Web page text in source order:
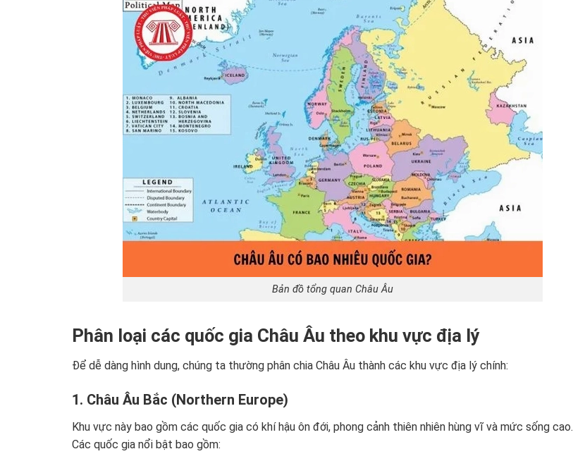
Bản đồ tổng quan Châu Âu
Phân loại các quốc gia Châu Âu theo khu vực địa lý
Để dễ dàng hình dung, chúng ta thường phân chia Châu Âu thành các khu vực địa lý chính:
1. Châu Âu Bắc (Northern Europe)
Khu vực này bao gồm các quốc gia có khí hậu ôn đới, phong cảnh thiên nhiên hùng vĩ và mức sống cao.
Các quốc gia nổi bật bao gồm: